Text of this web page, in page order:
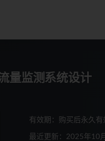
量监测系统设计
有效期：购买后永久有
最近更新：2025年10